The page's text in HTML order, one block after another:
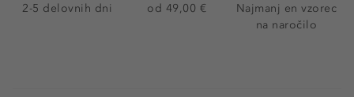
2-5 delovnih dni
od 49,00 €
Najmanj en vzorec
na naročilo